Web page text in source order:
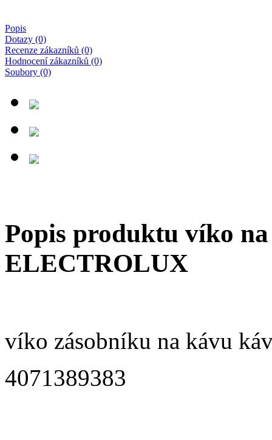
Popis
Dotazy (0)
Recenze zákazníků (0)
Hodnocení zákazníků (0)
Soubory (0)
Popis produktu víko
ELECTROLUX
víko zásobníku na kávu
4071389383